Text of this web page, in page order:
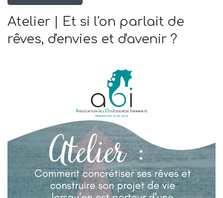
Atelier | Et si l'on parlait de
rêves, d'envies et d'avenir ?